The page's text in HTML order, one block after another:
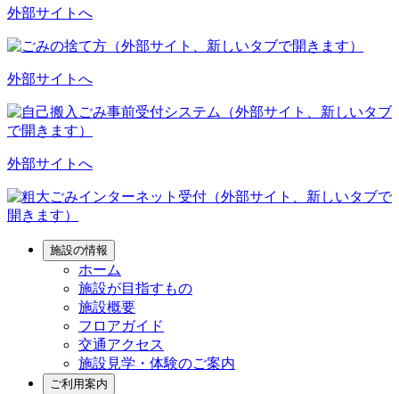
外部サイトへ
外部サイトへ
外部サイトへ
施設の情報
ホーム
施設が目指すもの
施設概要
フロアガイド
交通アクセス
施設見学・体験のご案内
ご利用案内